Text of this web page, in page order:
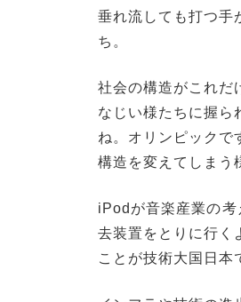
垂れ流しても打つ手
ち。
社会の構造がこれだ
なじい様たちに握ら
ね。オリンピックで
構造を変えてしまう
iPodが音楽産業の
去装置をとりに行く
ことが技術大国日本